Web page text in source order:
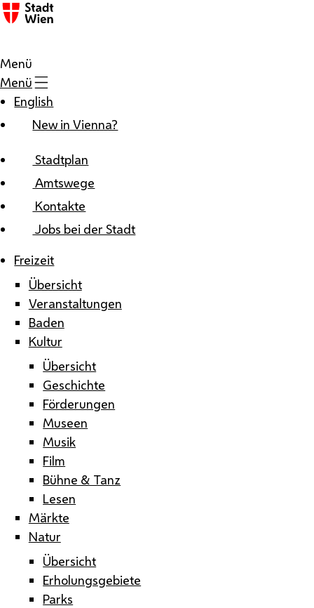
Zum Inhalt
Menü
Menü
English
New in Vienna?
Stadtplan
Amtswege
Kontakte
Jobs bei der Stadt
Freizeit
Übersicht
Veranstaltungen
Baden
Kultur
Übersicht
Geschichte
Förderungen
Museen
Musik
Film
Bühne & Tanz
Lesen
Märkte
Natur
Übersicht
Erholungsgebiete
Parks